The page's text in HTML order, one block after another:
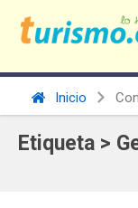
Inicio
Etiqueta >